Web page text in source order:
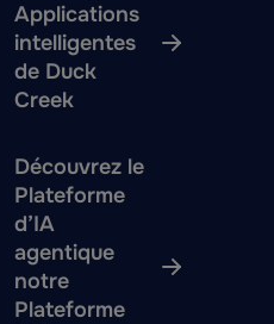
Applications
intelligentes
de Duck
Creek
Découvrez le
Plateforme
d’IA
agentique
notre
Plateforme